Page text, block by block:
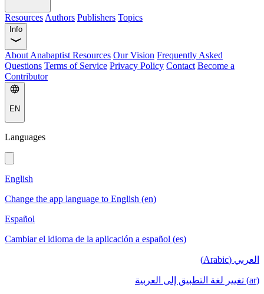
Resources Authors Publishers Topics
Info
About Anabaptist Resources Our Vision Frequently Asked
Questions Terms of Service Privacy Policy Contact Become a
Contributor
EN
Languages
English
Change the app language to English (en)
Español
Cambiar el idioma de la aplicación a español (es)
العربي (Arabic)
(ar) تغيير لغة التطبيق إلى العربية